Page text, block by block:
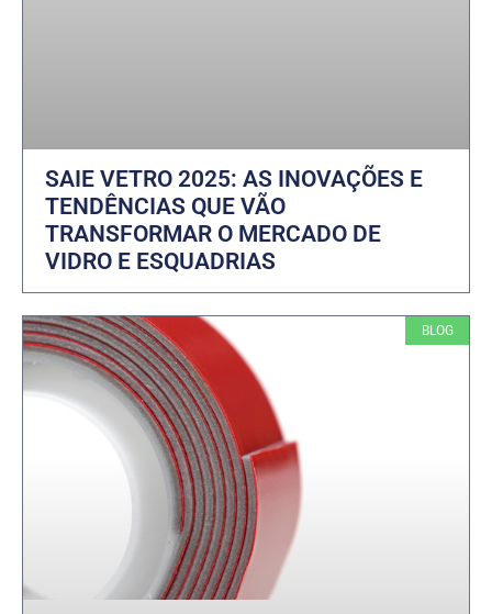
SAIE VETRO 2025: AS INOVAÇÕES E
TENDÊNCIAS QUE VÃO
TRANSFORMAR O MERCADO DE
VIDRO E ESQUADRIAS
BLOG